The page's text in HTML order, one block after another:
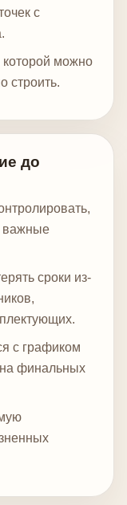
с
которой можно
строить.
до
важные
сроки из-
с графиком
финальных